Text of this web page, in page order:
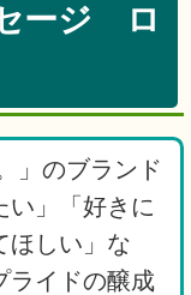
ージ ロ
」のブランド
い」「好きに
ほしい」な
ライドの醸成